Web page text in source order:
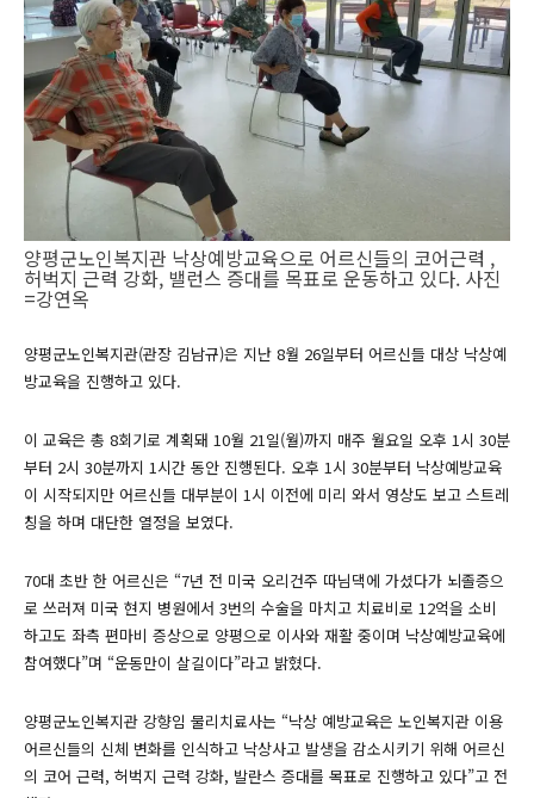
양평군노인복지관 낙상예방교육으로 어르신들의 코어근력 ,
허벅지 근력 강화, 밸런스 증대를 목표로 운동하고 있다. 사진
=강연옥
양평군노인복지관(관장 김남규)은 지난 8월 26일부터 어르신들 대상 낙상예
방교육을 진행하고 있다.
이 교육은 총 8회기로 계획돼 10월 21일(월)까지 매주 월요일 오후 1시 30분
부터 2시 30분까지 1시간 동안 진행된다. 오후 1시 30분부터 낙상예방교육
이 시작되지만 어르신들 대부분이 1시 이전에 미리 와서 영상도 보고 스트레
칭을 하며 대단한 열정을 보였다.
70대 초반 한 어르신은 “7년 전 미국 오리건주 따님댁에 가셨다가 뇌졸증으
로 쓰러져 미국 현지 병원에서 3번의 수술을 마치고 치료비로 12억을 소비
하고도 좌측 편마비 증상으로 양평으로 이사와 재활 중이며 낙상예방교육에
참여했다”며 “운동만이 살길이다”라고 밝혔다.
양평군노인복지관 강향임 물리치료사는 “낙상 예방교육은 노인복지관 이용
어르신들의 신체 변화를 인식하고 낙상사고 발생을 감소시키기 위해 어르신
의 코어 근력, 허벅지 근력 강화, 발란스 증대를 목표로 진행하고 있다”고 전